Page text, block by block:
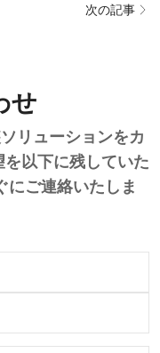
次の記事
せ
リューションをカ
以下に残していた
にご連絡いたしま